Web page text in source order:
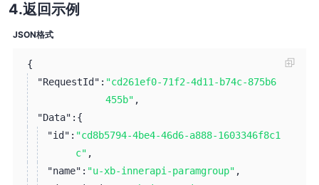
返回示例
JSON格式
{
"RequestId": "cd261ef0-71f2-4d11-b74c-875b6
455b" ,
"Data": {
"id": "cd8b5794-4be4-46d6-a888-1603346f8c1
c" ,
"name": "u-xb-innerapi-paramgroup" ,